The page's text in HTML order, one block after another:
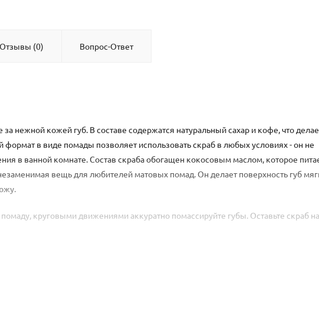
Отзывы (0) Вопрос-Ответ
нежной кожей губ. В составе содержатся натуральный сахар и кофе, что
в виде помады позволяет использовать скраб в любых условиях - он не
в ванной комнате. Состав скраба обогащен кокосовым маслом, которое
вещь для любителей матовых помад. Он делает поверхность губ
круговыми движениями аккуратно помассируйте губы. Оставьте скраб
Palmitate, Hydrogenated Coconut Oil, Tridecyl Trimellitate, Cera